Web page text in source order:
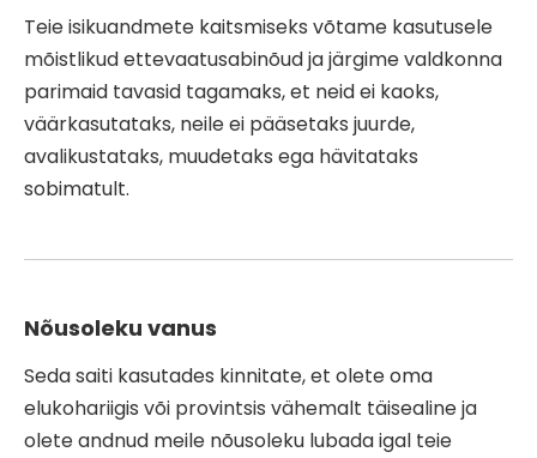
Teie isikuandmete kaitsmiseks võtame kasutusele
mõistlikud ettevaatusabinõud ja järgime valdkonna
parimaid tavasid tagamaks, et neid ei kaoks,
väärkasutataks, neile ei pääsetaks juurde,
avalikustataks, muudetaks ega hävitataks
sobimatult.
Nõusoleku vanus
Seda saiti kasutades kinnitate, et olete oma
elukohariigis või provintsis vähemalt täisealine ja
olete andnud meile nõusoleku lubada igal teie